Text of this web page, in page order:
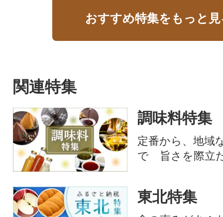
おすすめ特集をもっと
関連特集
調味料特集
定番から、地域
で 旨さを際立
東北特集